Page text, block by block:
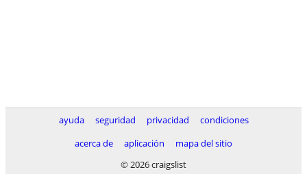
ayuda seguridad privacidad
condiciones
acerca de
aplicación
mapa del sitio
© 2026 craigslist